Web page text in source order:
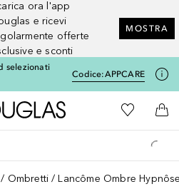
ora l'app
e ricevi
offerte
e sconti
MOSTRA
selezionati
Codice:APPCARE
A Douglas HomeAlla Mia
Al
Ombretti Lancôme Ombre